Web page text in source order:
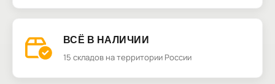
ВСЁ В НАЛИЧИИ
15 складов на территории России